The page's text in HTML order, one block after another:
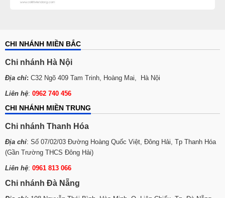
tiếp xúc với bột được làm bằng inox chống
Hệ thống điện thông minh, dễ sử dụng,
đặc biệt máy có tuổi thọ khá cao nếu vệ
sinh và bảo quản đúng cách.
CHI NHÁNH MIỀN BẮC
Chi nhánh Hà Nội
Địa chỉ: C32 Ngõ 409 Tam Trinh, Hoàng Mai, Hà Nội
Liên hệ: 0962 740 456
CHI NHÁNH MIỀN TRUNG
Chi nhánh Thanh Hóa
Địa chỉ: Số 07/02/03 Đường Hoàng Quốc Việt, Đông Hải, Tp Thanh Hóa
(Gần Trường THCS Đông Hải)
Liên hệ: 0961 813 066
Chi nhánh Đà Nẵng